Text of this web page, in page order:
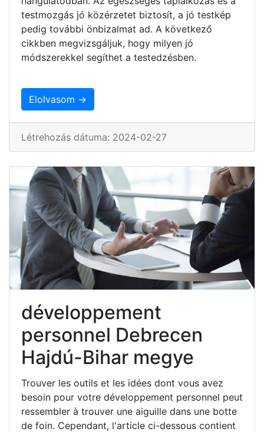
testmozgás jó közérzetet biztosít, a jó testkép
pedig további önbizalmat ad. A következő
cikkben megvizsgáljuk, hogy milyen jó
módszerekkel segíthet a testedzésben.
Elolvasom →
Létrehozás dátuma: 2024-02-27
développement
personnel Debrecen
Hajdú-Bihar megye
Trouver les outils et les idées dont vous avez
besoin pour votre développement personnel peut
ressembler à trouver une aiguille dans une botte
de foin. Cependant, l'article ci-dessous contient